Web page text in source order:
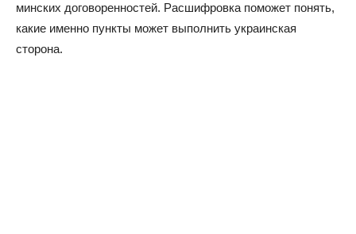
минских договоренностей. Расшифровка поможет понять,
какие именно пункты может выполнить украинская
сторона.